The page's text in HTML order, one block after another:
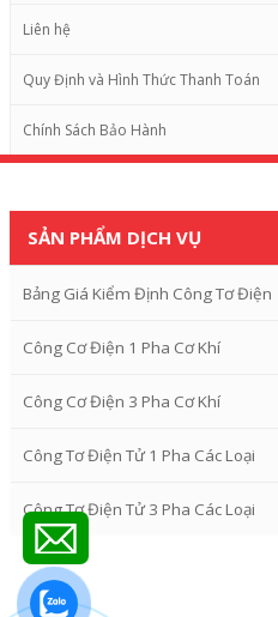
Liên hệ
Quy Định và Hình Thức Thanh Toán
Chính Sách Bảo Hành
SẢN PHẨM DỊCH VỤ
Bảng Giá Kiểm Định Công Tơ Điện
Công Cơ Điện 1 Pha Cơ Khí
Công Cơ Điện 3 Pha Cơ Khí
Công Tơ Điện Tử 1 Pha Các Loại
Công Tơ Điện Tử 3 Pha Các Loại